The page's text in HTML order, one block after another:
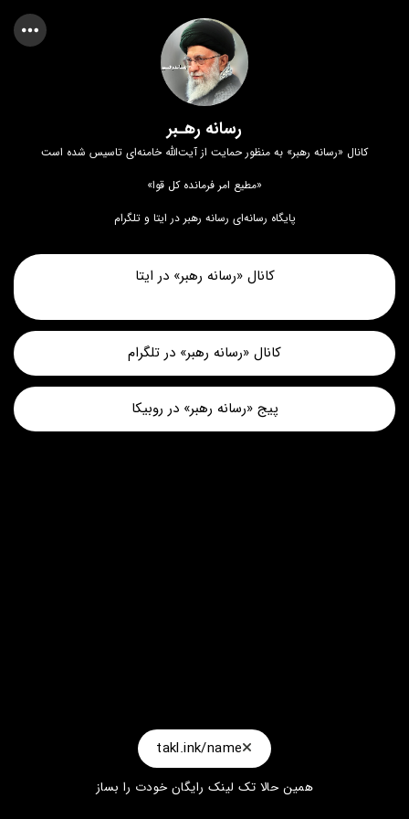
رسانه رهـبر
کانال «رسانه رهبر» به منظور حمایت از آیت‌الله خامنه‌ای تاسیس شده است
«مطیع امر فرمانده کل قوا»
پايگاه رسانه‌ای رسانه رهبر در ایتا و تلگرام
کانال «رسانه رهبر» در ایتا
کانال «رسانه رهبر» در تلگرام
پیج «رسانه رهبر» در روبیکا
takl.ink/name
همین حالا تک لینک رایگان خودت را بساز